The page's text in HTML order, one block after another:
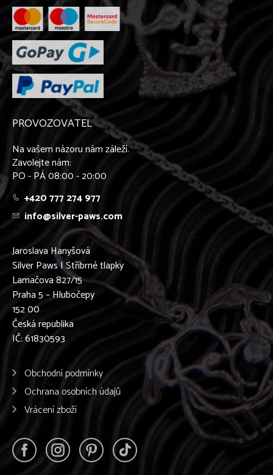
PROVOZOVATEL
Na vašem názoru nám záleží.
Zavolejte nám:
PO - PÁ 08:00 - 20:00
+420 777 274 977
info@silver-paws.com
Jaroslava Hanyšová
Silver Paws | Stříbrné tlapky
Lamačova 827/15
Praha 5 – Hlubočepy
152 00
Česká republika
IČ: 61830593
Obchodní podmínky
Ochrana osobních údajů
Vrácení zboží